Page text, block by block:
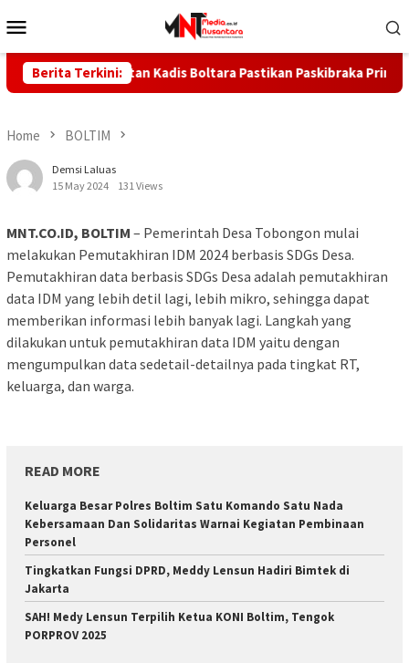
to
Menu
Berita Terkini:
Kesehatan Kadis Boltara Pastikan Paskibraka Prima Selama
Home BOLTIM
Demsi Laluas
15 May 2024
131 Views
MNT.CO.ID, BOLTIM – Pemerintah Desa Tobongon mulai
melakukan Pemutakhiran IDM 2024 berbasis SDGs Desa.
Pemutakhiran data berbasis SDGs Desa adalah pemutakhiran
data IDM yang lebih detil lagi, lebih mikro, sehingga dapat
memberikan informasi lebih banyak lagi. Langkah yang
dilakukan untuk pemutakhiran data IDM yaitu dengan
mengumpulkan data sedetail-detailnya pada tingkat RT,
keluarga, dan warga.
READ MORE
Keluarga Besar Polres Boltim Satu Komando Satu Nada
Kebersamaan Dan Solidaritas Warnai Kegiatan Pembinaan
Personel
Tingkatkan Fungsi DPRD, Meddy Lensun Hadiri Bimtek di
Jakarta
SAH! Medy Lensun Terpilih Ketua KONI Boltim, Tengok
PORPROV 2025